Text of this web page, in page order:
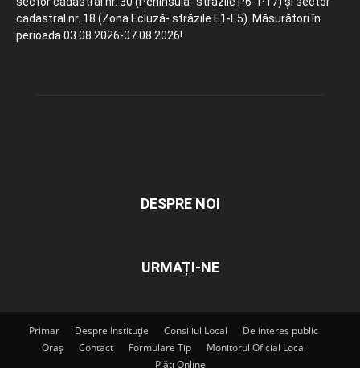
cadastral nr. 18 (Zona Ecluză- străzile E1-E5). Măsurători în
perioada 03.08.2026-07.08.2026!
DESPRE NOI
URMAȚI-NE
Primar Despre Instituție Consiliul Local
De interes public
Oraș
Contact Formulare Tip
Monitorul Oficial Local
Plăți Online